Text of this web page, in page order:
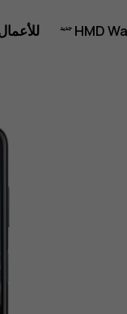
HMD